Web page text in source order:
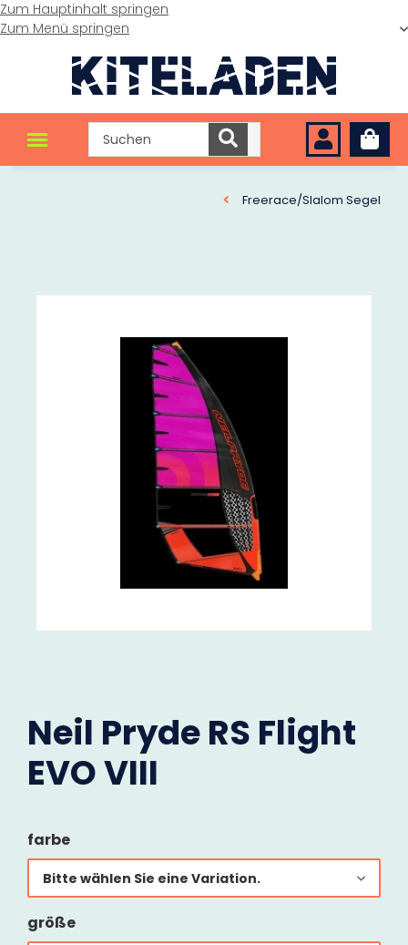
Zum Hauptinhalt springen
Zum Menü springen
Freerace/Slalom Segel
Neil Pryde RS Flight
EVO VIII
farbe
Bitte wählen Sie eine Variation.
größe